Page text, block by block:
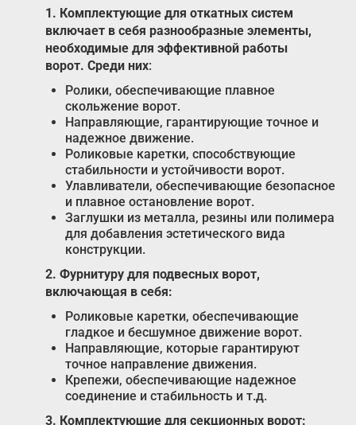
1. Комплектующие для откатных систем
включает в себя разнообразные элементы,
необходимые для эффективной работы
ворот. Среди них:
Ролики, обеспечивающие плавное
скольжение ворот.
Направляющие, гарантирующие точное и
надежное движение.
Роликовые каретки, способствующие
стабильности и устойчивости ворот.
Улавливатели, обеспечивающие безопасное
и плавное остановление ворот.
Заглушки из металла, резины или полимера
для добавления эстетического вида
конструкции.
2. Фурнитуру для подвесных ворот,
включающая в себя:
Роликовые каретки, обеспечивающие
гладкое и бесшумное движение ворот.
Направляющие, которые гарантируют
точное направление движения.
Крепежи, обеспечивающие надежное
соединение и стабильность и т.д.
3. Комплектующие для секционных ворот: